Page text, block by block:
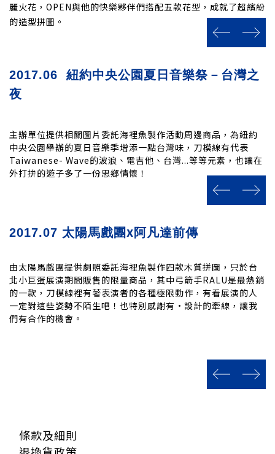
麗火花，OPEN與他的快樂夥伴們搭配五款花型，成就了超繽紛
的造型拼圖。
prev next
2017.06 紐約中央公園夏日音樂祭－台灣之
夜
主辦單位提供相關圖片委託海裡魚製作活動周邊商品，為紐約
中央公園舉辦的夏日音樂季增添一點台灣味，刀模線有代表
Taiwanese- Wave的波浪、電吉他、台灣...等等元素，也讓在
外打拚的遊子多了一份思鄉情懷！
prev next
2017.07 太陽馬戲團x阿凡達前傳
由太陽馬戲團提供劇照委託海裡魚製作四款木質拼圖，只於台
北小巨蛋展演期間販售的限量商品，其中弓箭手RALU是最熱銷
的一款，刀模線裡有著表演者的各種極限動作，有看展演的人
一定對這些姿勢不陌生吧！也特別感謝有·設計的牽線，讓我
們有合作的機會。
prev next
條款及細則